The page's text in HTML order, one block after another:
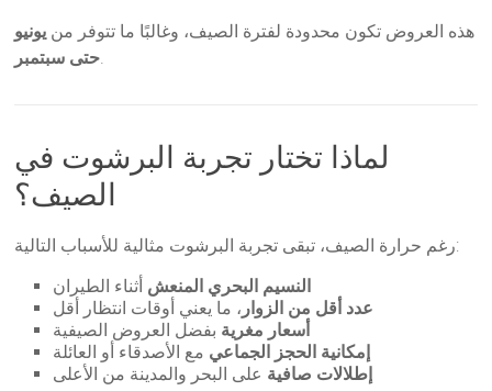
هذه العروض تكون محدودة لفترة الصيف، وغالبًا ما تتوفر من يونيو
حتى سبتمبر.
لماذا تختار تجربة البرشوت في
الصيف؟
رغم حرارة الصيف، تبقى تجربة البرشوت مثالية للأسباب التالية:
النسيم البحري المنعش أثناء الطيران
عدد أقل من الزوار ، ما يعني أوقات انتظار أقل
أسعار مغرية بفضل العروض الصيفية
إمكانية الحجز الجماعي مع الأصدقاء أو العائلة
إطلالات صافية على البحر والمدينة من الأعلى